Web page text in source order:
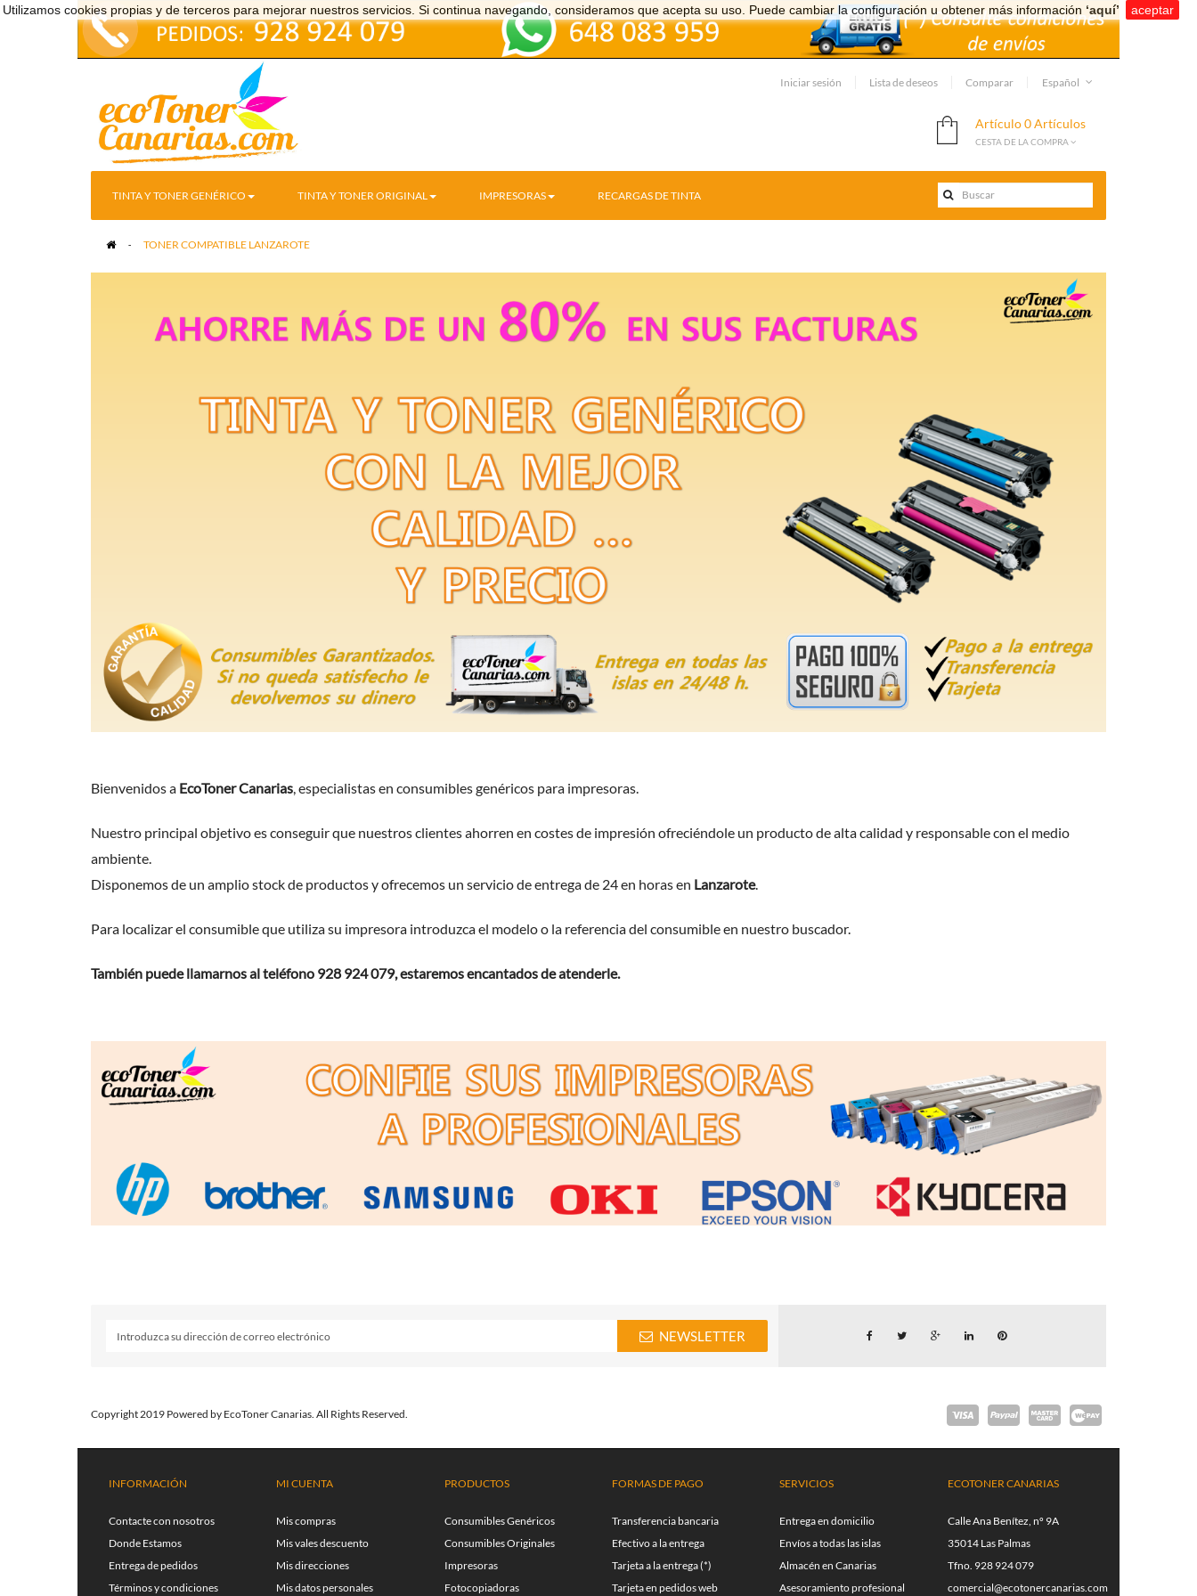
Utilizamos cookies propias y de terceros para mejorar nuestros servicios. Si continua navegando, consideramos que acepta su uso. Puede cambiar la configuración u obtener más información ‘aquí’ aceptar
Español
Iniciar sesión Lista de deseos Comparar
Artículo0 Artículos
CESTA DE LA COMPRA
TINTA Y TONER GENÉRICO TINTA Y TONER ORIGINAL IMPRESORAS RECARGAS DE TINTA
> TONER COMPATIBLE LANZAROTE
Bienvenidos a EcoToner Canarias, especialistas en consumibles genéricos para impresoras.
Nuestro principal objetivo es conseguir que nuestros clientes ahorren en costes de impresión ofreciéndole un producto de alta calidad y responsable con el medio
ambiente.
Disponemos de un amplio stock de productos y ofrecemos un servicio de entrega de 24 en horas en Lanzarote.
Para localizar el consumible que utiliza su impresora introduzca el modelo o la referencia del consumible en nuestro buscador.
También puede llamarnos al teléfono 928 924 079, estaremos encantados de atenderle.
NEWSLETTER
Copyright 2019 Powered by EcoToner Canarias. All Rights Reserved.
INFORMACIÓN
Contacte con nosotros
Donde Estamos
Entrega de pedidos
Términos y condiciones
MI CUENTA
Mis compras
Mis vales descuento
Mis direcciones
Mis datos personales
PRODUCTOS
Consumibles Genéricos
Consumibles Originales
Impresoras
Fotocopiadoras
FORMAS DE PAGO
Transferencia bancaria
Efectivo a la entrega
Tarjeta a la entrega (*)
Tarjeta en pedidos web
SERVICIOS
Entrega en domicilio
Envíos a todas las islas
Almacén en Canarias
Asesoramiento profesional
ECOTONER CANARIAS
Calle Ana Benítez, nº 9A
35014 Las Palmas
Tfno. 928 924 079
comercial@ecotonercanarias.com